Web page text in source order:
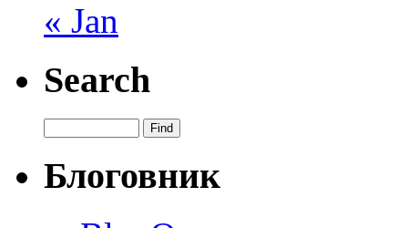
« Jan
Search
Блоговник